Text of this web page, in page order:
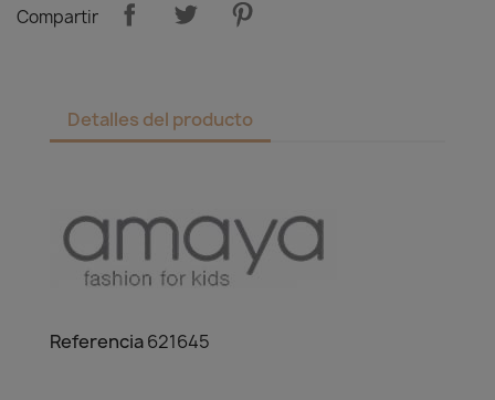
Compartir
Detalles del producto
Referencia621645